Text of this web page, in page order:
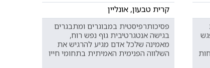
קרית טבעון, אונליין
פסיכותרפיסטית במבוגרים ומתבגרים
בגישה אנטגרטיבית גוף נפש רוח,
מאמינה שלכל אדם מגיע להרגיש את
השלווה הפנימית האמיתית בתחומי חייו